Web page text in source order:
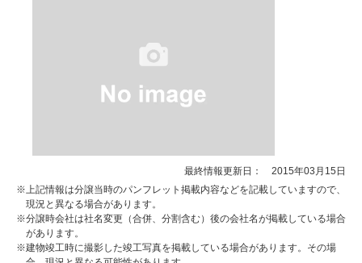
最終情報更新日： 2015年03月15日
※上記情報は分譲当時のパンフレット掲載内容などを記載していますので、
現況と異なる場合があります。
※分譲時会社は社名変更（合併、分割含む）後の会社名が掲載している場合
があります。
※建物竣工時に撮影した竣工写真を掲載している場合があります。その場